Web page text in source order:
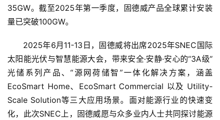
技
财
经
教
育
登录 注册
35GW。截至2025年第一季度，固德威产品全球累计安装
量已突破100GW。
2025年6月11-13日，固德威将出席2025年SNEC国际
太阳能光伏与智慧能源大会，带来安全·安静·安心的“3A级”
光储系列产品、“源网荷储智”一体化解决方案，涵盖
EcoSmart Home、EcoSmart Commercial 以及 Utility-
Scale Solution等三大应用场景。面对能源行业的快速变
化，此次SNEC上，固德威愿与众多业内人士共同探讨能源